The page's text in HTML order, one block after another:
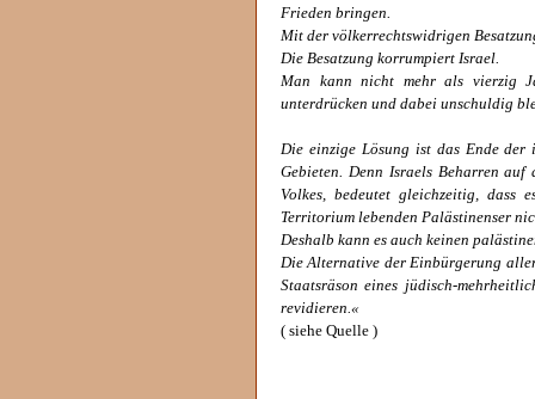
Frieden bringen.
Mit der völkerrechtswidrigen
Die Besatzung korrumpiert Israel.
Man kann nicht mehr als vierzig
unterdrücken und dabei unschuldig
Die einzige Lösung ist das Ende
Gebieten. Denn Israels Beharren
Volkes, bedeutet gleichzeitig, dass
Territorium lebenden Palästinenser
Deshalb kann es auch keinen
Die Alternative der Einbürgerung
Staatsräson eines jüdisch-
revidieren.«
( siehe Quelle )